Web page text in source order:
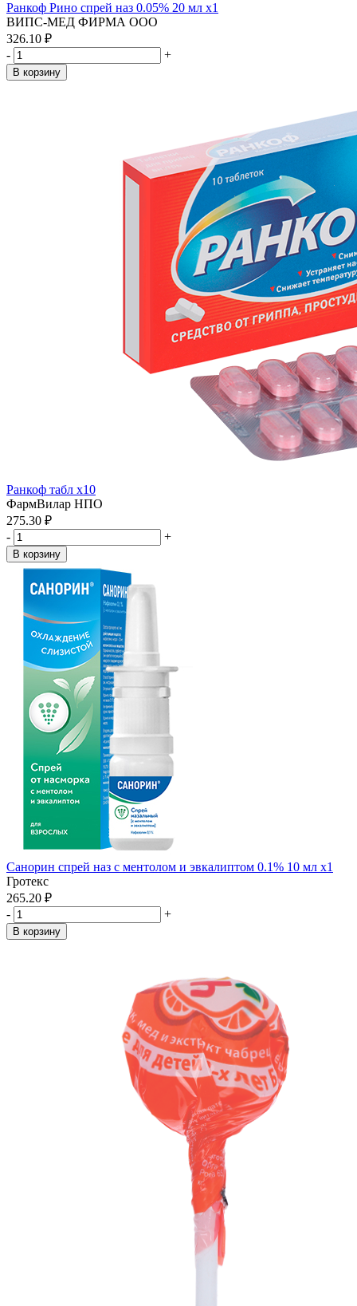
Ранкоф Рино спрей наз 0.05% 20 мл x1
ВИПС-МЕД ФИРМА ООО
326.10 ₽
-
+
В корзину
Ранкоф табл x10
ФармВилар НПО
275.30 ₽
-
+
В корзину
Санорин спрей наз с ментолом и эвкалиптом 0.1% 10 мл x1
Гротекс
265.20 ₽
-
+
В корзину